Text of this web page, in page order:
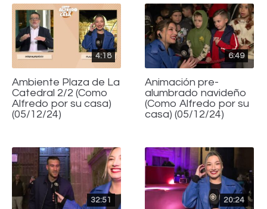
4:18
Ambiente Plaza de La
Catedral 2/2 (Como
Alfredo por su casa)
(05/12/24)
6:49
Animación pre-
alumbrado navideño
(Como Alfredo por su
casa) (05/12/24)
32:51 20:24